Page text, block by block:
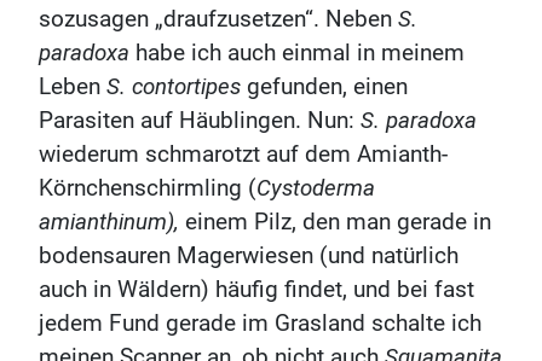
sozusagen „draufzusetzen“. Neben S.
paradoxa habe ich auch einmal in meinem
Leben S. contortipes gefunden, einen
Parasiten auf Häublingen. Nun: S. paradoxa
wiederum schmarotzt auf dem Amianth-
Körnchenschirmling (Cystoderma
amianthinum), einem Pilz, den man gerade in
bodensauren Magerwiesen (und natürlich
auch in Wäldern) häufig findet, und bei fast
jedem Fund gerade im Grasland schalte ich